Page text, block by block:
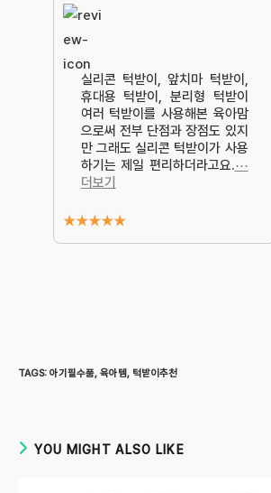
실리콘 턱받이, 앞치마 턱받이,
휴대용 턱받이, 분리형 턱받이
여러 턱받이를 사용해본 육아맘
으로써 전부 단점과 장점도 있지
만 그래도 실리콘 턱받이가 사용
하기는 제일 편리하더라고요.⋯
더보기
★★★★★
TAGS: 아기필수품, 육아템, 턱받이추천
YOU MIGHT ALSO LIKE